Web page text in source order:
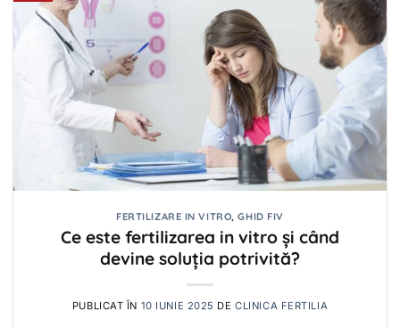
FERTILIZARE IN VITRO,GHID FIV
Ce este fertilizarea in vitro și când
devine soluția potrivită?
PUBLICAT ÎN 10 IUNIE 2025 DECLINICA FERTILIA